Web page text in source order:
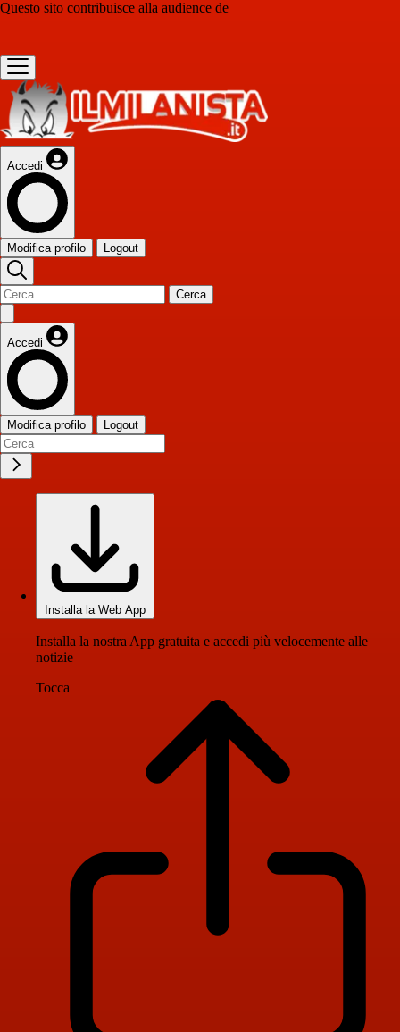
Questo sito contribuisce alla audience de
Accedi
Modifica profilo Logout
Cerca
Accedi
Modifica profilo Logout
Installa la Web App
Installa la nostra App gratuita e accedi più velocemente alle
notizie
Tocca